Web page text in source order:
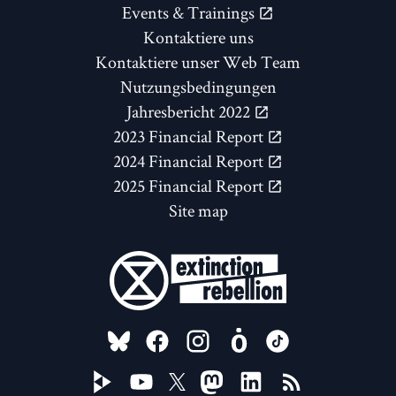
Events & Trainings
Kontaktiere uns
Kontaktiere unser Web Team
Nutzungsbedingungen
Jahresbericht 2022
2023 Financial Report
2024 Financial Report
2025 Financial Report
Site map
FOLLOW US ON